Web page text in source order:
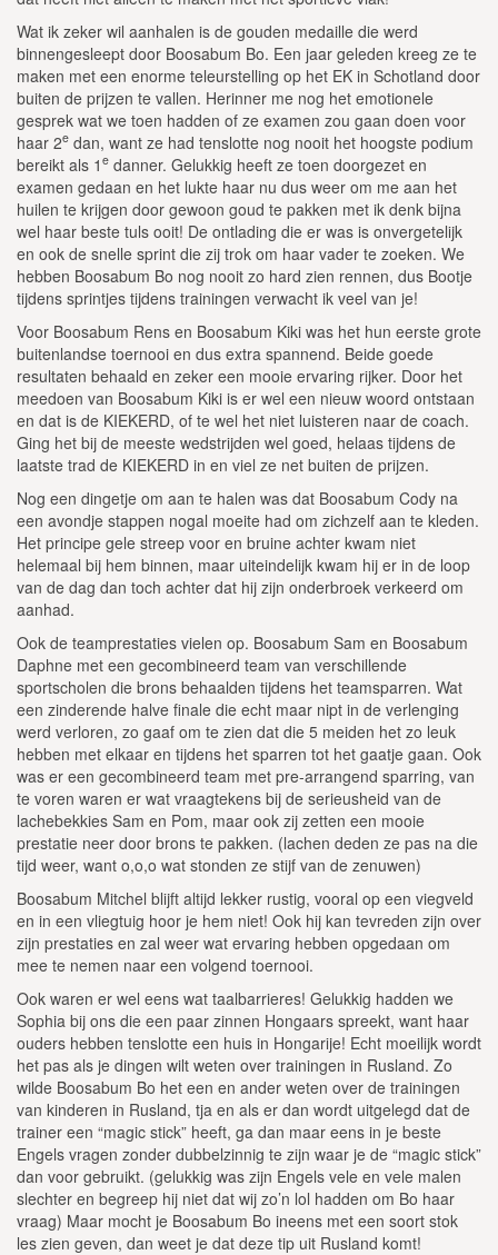
Wat ik zeker wil aanhalen is de gouden medaille die werd
binnengesleept door Boosabum Bo. Een jaar geleden kreeg ze te
maken met een enorme teleurstelling op het EK in Schotland door
buiten de prijzen te vallen. Herinner me nog het emotionele
gesprek wat we toen hadden of ze examen zou gaan doen voor
haar 2e dan, want ze had tenslotte nog nooit het hoogste podium
bereikt als 1 e danner. Gelukkig heeft ze toen doorgezet en
examen gedaan en het lukte haar nu dus weer om me aan het
huilen te krijgen door gewoon goud te pakken met ik denk bijna
wel haar beste tuls ooit! De ontlading die er was is onvergetelijk
en ook de snelle sprint die zij trok om haar vader te zoeken. We
hebben Boosabum Bo nog nooit zo hard zien rennen, dus Bootje
tijdens sprintjes tijdens trainingen verwacht ik veel van je!
Voor Boosabum Rens en Boosabum Kiki was het hun eerste grote
buitenlandse toernooi en dus extra spannend. Beide goede
resultaten behaald en zeker een mooie ervaring rijker. Door het
meedoen van Boosabum Kiki is er wel een nieuw woord ontstaan
en dat is de KIEKERD, of te wel het niet luisteren naar de coach.
Ging het bij de meeste wedstrijden wel goed, helaas tijdens de
laatste trad de KIEKERD in en viel ze net buiten de prijzen.
Nog een dingetje om aan te halen was dat Boosabum Cody na
een avondje stappen nogal moeite had om zichzelf aan te kleden.
Het principe gele streep voor en bruine achter kwam niet
helemaal bij hem binnen, maar uiteindelijk kwam hij er in de loop
van de dag dan toch achter dat hij zijn onderbroek verkeerd om
aanhad.
Ook de teamprestaties vielen op. Boosabum Sam en Boosabum
Daphne met een gecombineerd team van verschillende
sportscholen die brons behaalden tijdens het teamsparren. Wat
een zinderende halve finale die echt maar nipt in de verlenging
werd verloren, zo gaaf om te zien dat die 5 meiden het zo leuk
hebben met elkaar en tijdens het sparren tot het gaatje gaan. Ook
was er een gecombineerd team met pre-arrangend sparring, van
te voren waren er wat vraagtekens bij de serieusheid van de
lachebekkies Sam en Pom, maar ook zij zetten een mooie
prestatie neer door brons te pakken. (lachen deden ze pas na die
tijd weer, want o,o,o wat stonden ze stijf van de zenuwen)
Boosabum Mitchel blijft altijd lekker rustig, vooral op een viegveld
en in een vliegtuig hoor je hem niet! Ook hij kan tevreden zijn over
zijn prestaties en zal weer wat ervaring hebben opgedaan om
mee te nemen naar een volgend toernooi.
Ook waren er wel eens wat taalbarrieres! Gelukkig hadden we
Sophia bij ons die een paar zinnen Hongaars spreekt, want haar
ouders hebben tenslotte een huis in Hongarije! Echt moeilijk wordt
het pas als je dingen wilt weten over trainingen in Rusland. Zo
wilde Boosabum Bo het een en ander weten over de trainingen
van kinderen in Rusland, tja en als er dan wordt uitgelegd dat de
trainer een “magic stick” heeft, ga dan maar eens in je beste
Engels vragen zonder dubbelzinnig te zijn waar je de “magic stick”
dan voor gebruikt. (gelukkig was zijn Engels vele en vele malen
slechter en begreep hij niet dat wij zo’n lol hadden om Bo haar
vraag) Maar mocht je Boosabum Bo ineens met een soort stok
les zien geven, dan weet je dat deze tip uit Rusland komt!